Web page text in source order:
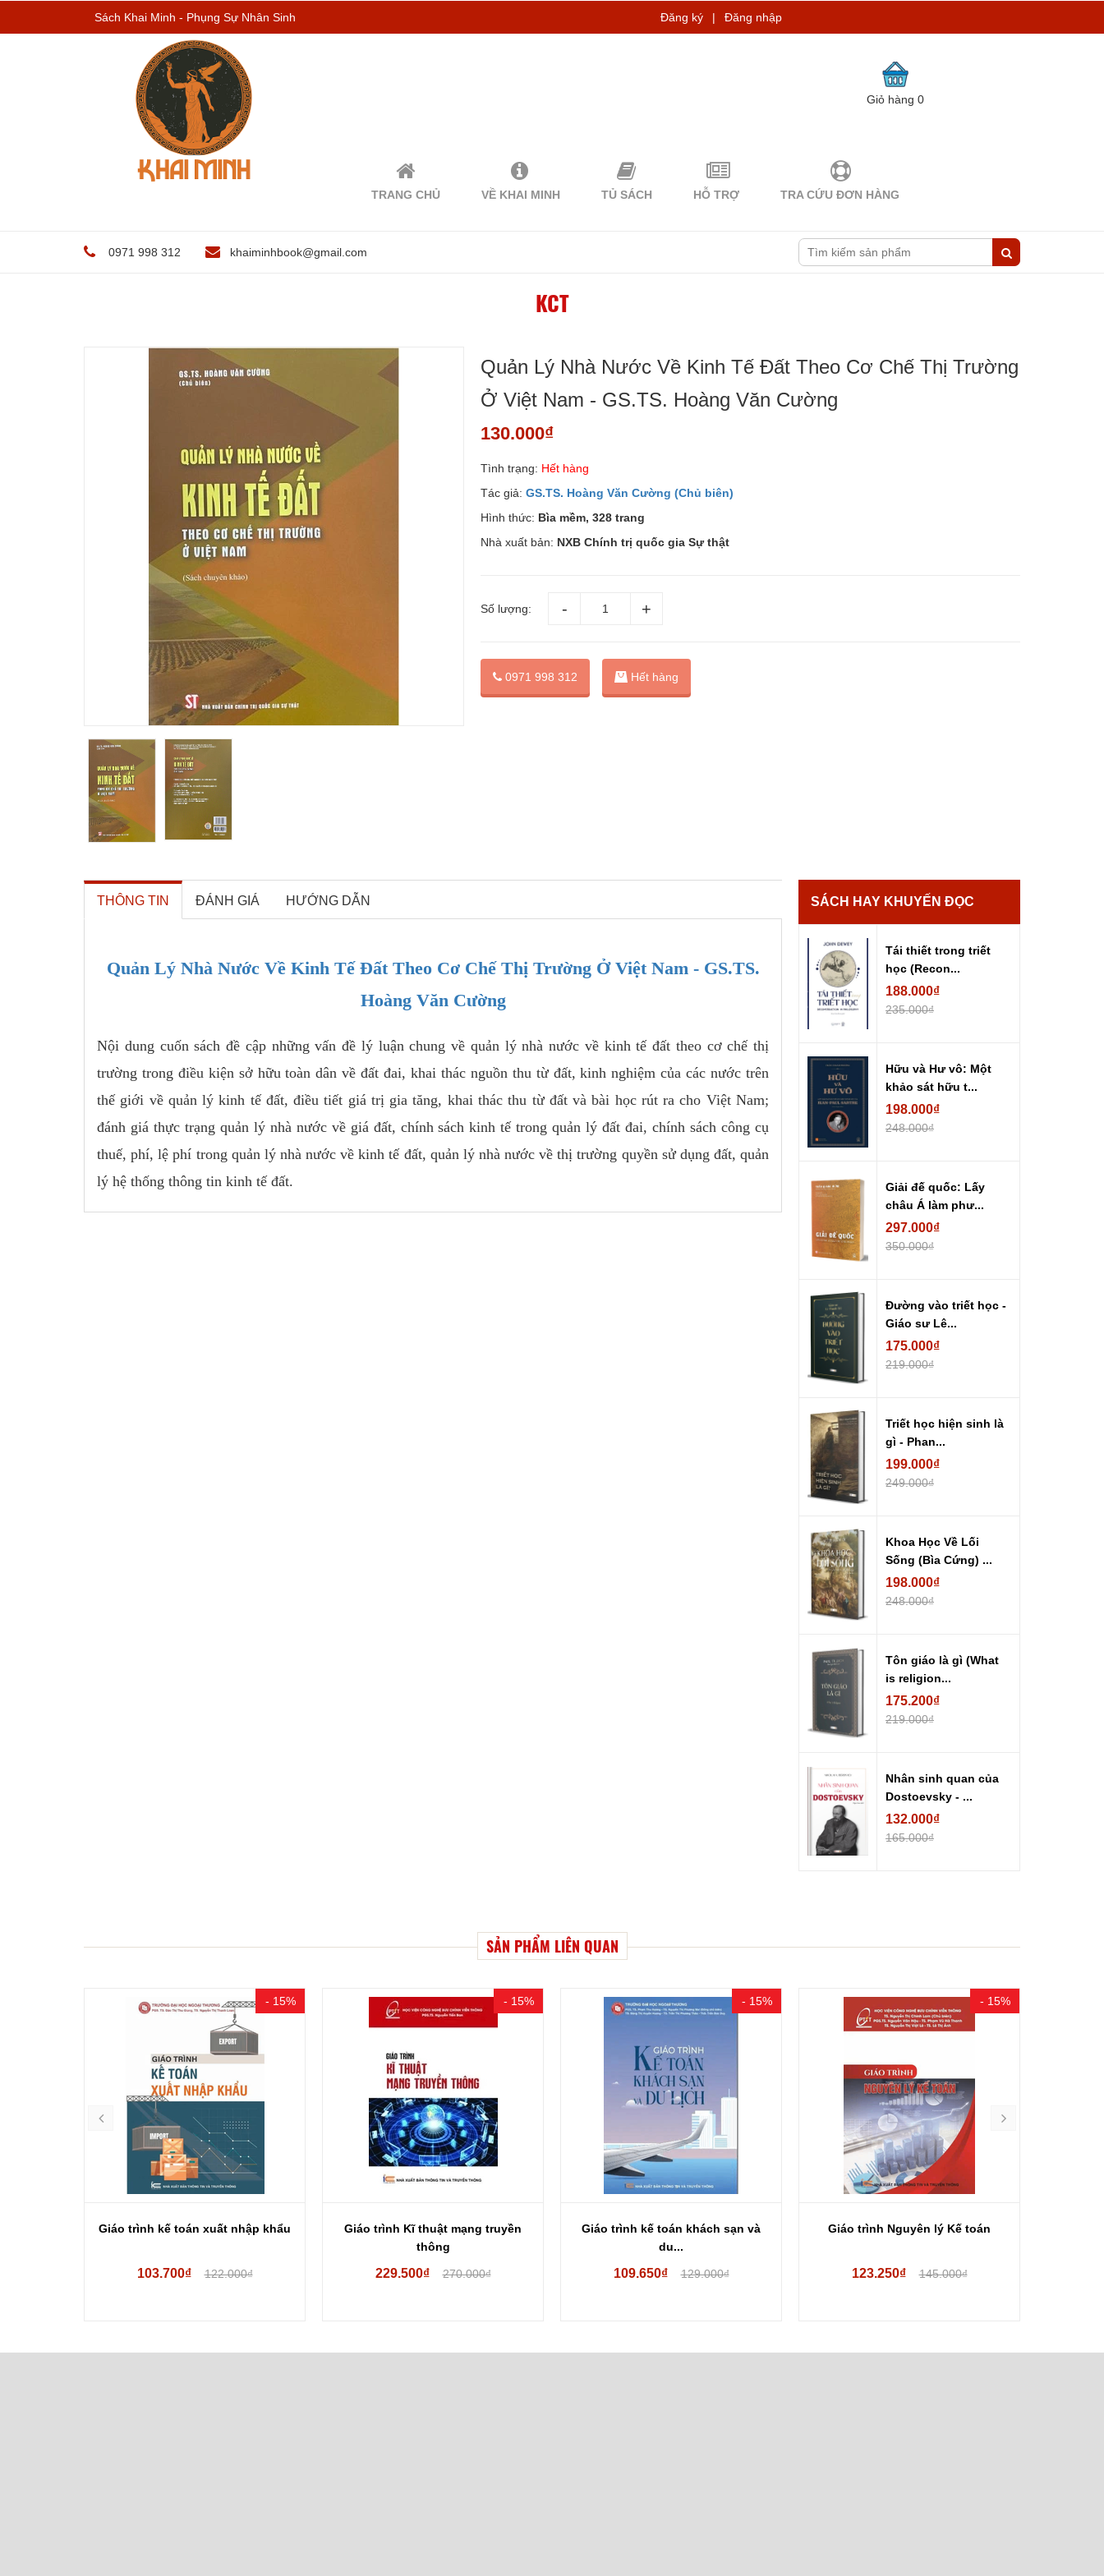
Sách Khai Minh - Phụng Sự Nhân Sinh Đăng ký | Đăng nhập
Giỏ hàng0
TRANG CHỦ VỀ KHAI MINH TỦ SÁCH HỖ TRỢ TRA CỨU ĐƠN HÀNG
0971 998 312 khaiminhbook@gmail.com
KCT
Quản Lý Nhà Nước Về Kinh Tế Đất Theo Cơ Chế Thị Trường
Ở Việt Nam - GS.TS. Hoàng Văn Cường
130.000₫
Tình trạng: Hết hàng
Tác giả:GS.TS. Hoàng Văn Cường (Chủ biên)
Hình thức: Bìa mềm, 328 trang
Nhà xuất bản: NXB Chính trị quốc gia Sự thật
Số lượng:
0971 998 312 Hết hàng
THÔNG TIN ĐÁNH GIÁ HƯỚNG DẪN
Quản Lý Nhà Nước Về Kinh Tế Đất Theo Cơ Chế Thị Trường Ở Việt Nam - GS.TS.
Hoàng Văn Cường
Nội dung cuốn sách đề cập những vấn đề lý luận chung về quản lý nhà nước về kinh tế đất theo cơ chế thị
trường trong điều kiện sở hữu toàn dân về đất đai, khai thác nguồn thu từ đất, kinh nghiệm của các nước trên
thế giới về quản lý kinh tế đất, điều tiết giá trị gia tăng, khai thác thu từ đất và bài học rút ra cho Việt Nam;
đánh giá thực trạng quản lý nhà nước về giá đất, chính sách kinh tế trong quản lý đất đai, chính sách công cụ
thuế, phí, lệ phí trong quản lý nhà nước về kinh tế đất, quản lý nhà nước về thị trường quyền sử dụng đất, quản
lý hệ thống thông tin kinh tế đất.
SÁCH HAY KHUYẾN ĐỌC
Tái thiết trong triết
học (Recon...
188.000₫
235.000₫
Hữu và Hư vô: Một
khảo sát hữu t...
198.000₫
248.000₫
Giải đế quốc: Lấy
châu Á làm phư...
297.000₫
350.000₫
Đường vào triết học -
Giáo sư Lê...
175.000₫
219.000₫
Triết học hiện sinh là
gì - Phan...
199.000₫
249.000₫
Khoa Học Về Lối
Sống (Bìa Cứng) ...
198.000₫
248.000₫
Tôn giáo là gì (What
is religion...
175.200₫
219.000₫
Nhân sinh quan của
Dostoevsky - ...
132.000₫
165.000₫
SẢN PHẨM LIÊN QUAN
- 15%
Giáo trình kế toán xuất nhập khẩu
103.700₫ 122.000₫
- 15%
Giáo trình Kĩ thuật mạng truyền
thông
229.500₫ 270.000₫
- 15%
Giáo trình kế toán khách sạn và
du...
109.650₫ 129.000₫
- 15%
Giáo trình Nguyên lý Kế toán
123.250₫ 145.000₫